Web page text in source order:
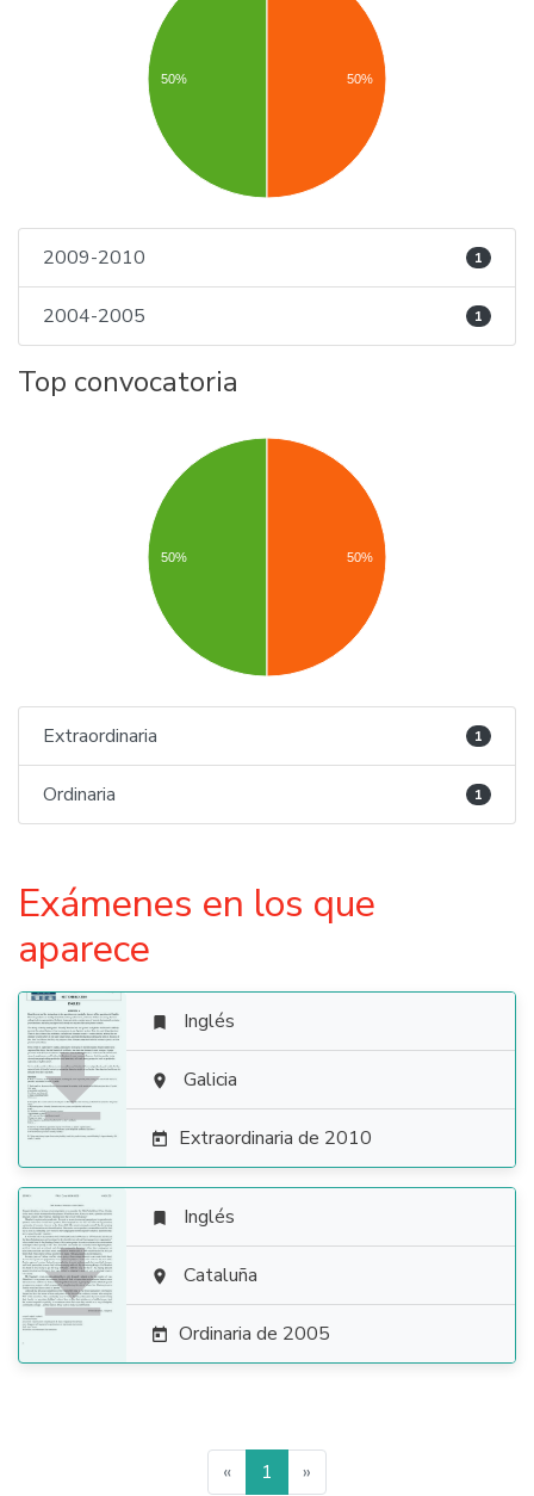
50% 50%
2009-2010 1
2004-2005 1
Top convocatoria
50% 50%
Extraordinaria 1
Ordinaria 1
Exámenes en los que
aparece

 Inglés
 Galicia
 Extraordinaria de 2010

 Inglés
 Cataluña
 Ordinaria de 2005
« 1 »